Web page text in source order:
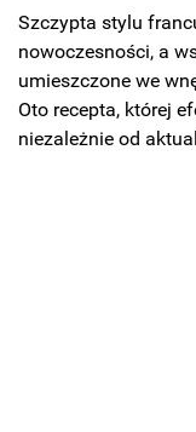
Szczypta stylu
nowoczesności, a
umieszczone we
Oto recepta, której
niezależnie od